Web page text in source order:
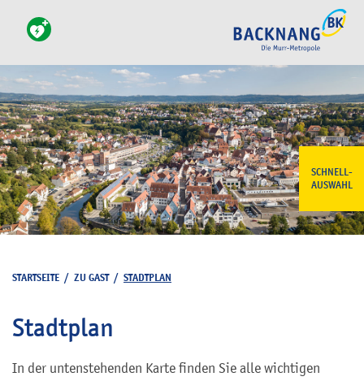
SCHNELL-
AUSWAHL
STARTSEITE / ZU GAST/ STADTPLAN
Stadtplan
In der untenstehenden Karte finden Sie alle wichtigen